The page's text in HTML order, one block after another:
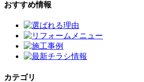
おすすめ情報
カテゴリ